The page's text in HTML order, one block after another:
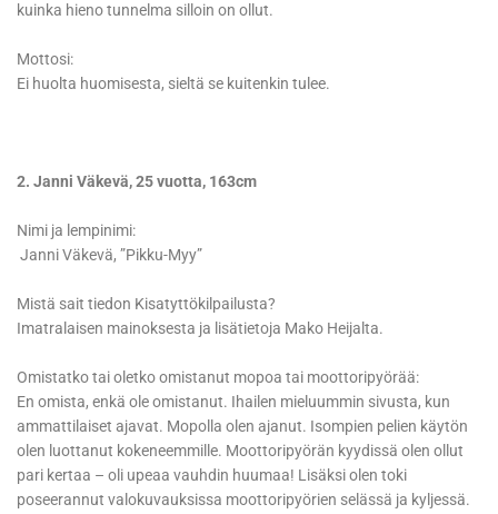
kuinka hieno tunnelma silloin on ollut.
Mottosi:
Ei huolta huomisesta, sieltä se kuitenkin tulee.
2. Janni Väkevä, 25 vuotta, 163cm
Nimi ja lempinimi:
Janni Väkevä, ”Pikku-Myy”
Mistä sait tiedon Kisatyttökilpailusta?
Imatralaisen mainoksesta ja lisätietoja Mako Heijalta.
Omistatko tai oletko omistanut mopoa tai moottoripyörää:
En omista, enkä ole omistanut. Ihailen mieluummin sivusta, kun
ammattilaiset ajavat. Mopolla olen ajanut. Isompien pelien käytön
olen luottanut kokeneemmille. Moottoripyörän kyydissä olen ollut
pari kertaa – oli upeaa vauhdin huumaa! Lisäksi olen toki
poseerannut valokuvauksissa moottoripyörien selässä ja kyljessä.